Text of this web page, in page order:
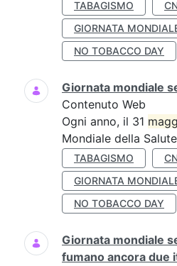
TABAGISMO
GIORNATA
NO TOBACCO DAY
Giornata mondiale
Contenuto Web
Ogni anno, il 31
Mondiale della
TABAGISMO
GIORNATA
NO TOBACCO DAY
Giornata mondiale
fumano ancora due